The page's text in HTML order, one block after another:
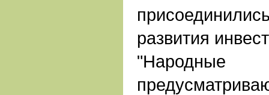
развития